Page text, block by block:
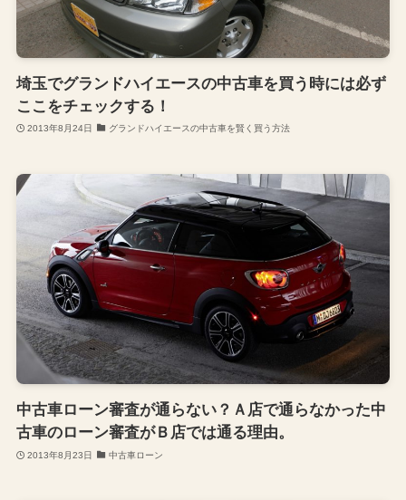
埼玉でグランドハイエースの中古車を買う時には必ず
ここをチェックする！
2013年8月24日 グランドハイエースの中古車を賢く買う方法
中古車ローン審査が通らない？Ａ店で通らなかった中
古車のローン審査がＢ店では通る理由。
2013年8月23日 中古車ローン